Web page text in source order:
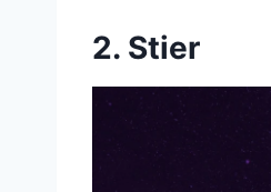
2. Stier